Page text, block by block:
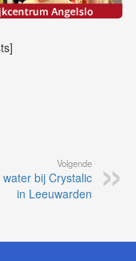
Volgende
bij Crystalic
in Leeuwarden